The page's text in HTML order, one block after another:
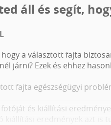
áll és segít,
a választott fajta
járni? Ezek és ehhez
fajta egészségügyi
fotóját és kiállítási
kiállítási eredmények azt